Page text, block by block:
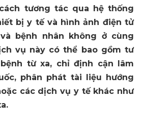
tương tác qua hệ thống
bị y tế và hình ảnh điện tử
bệnh nhân không ở cùng
vụ này có thể bao gồm tư
từ xa, chỉ định cận lâm
phân phát tài liệu hướng
các dịch vụ y tế khác như